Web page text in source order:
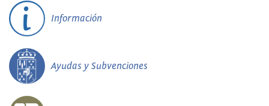
Información
Ayudas y Subvenciones